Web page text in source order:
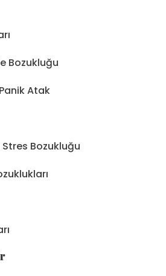
Bozukluğu
Atak
Bozukluğu